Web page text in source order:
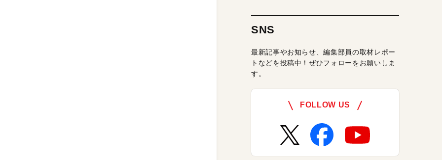
SNS
最新記事やお知らせ、編集部員の取材レポー
トなどを投稿中！ぜひフォローをお願いしま
す。
FOLLOW US